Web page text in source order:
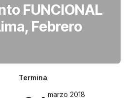
FUNCIONAL
Febrero
Termina
marzo 2018